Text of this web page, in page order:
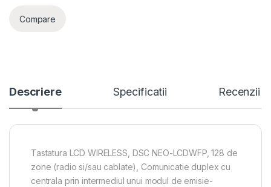
Compare
Descriere Specificatii Recenzii
Tastatura LCD WIRELESS, DSC NEO-LCDWFP, 128 de
zone (radio si/sau cablate), Comunicatie duplex cu
centrala prin intermediul unui modul de emisie-